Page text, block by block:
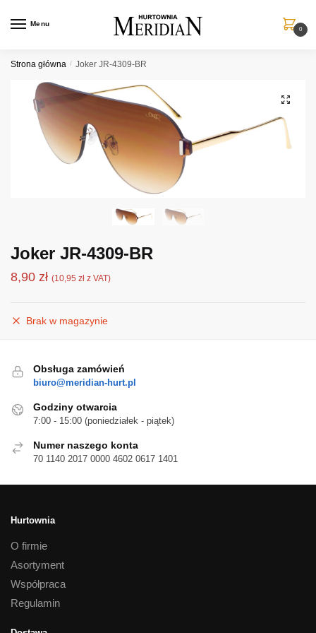
Menu
0
Strona główna / Joker JR-4309-BR
Joker JR-4309-BR
8,90 zł (10,95 zł z VAT)
Brak w magazynie
Obsługa zamówień
biuro@meridian-hurt.pl
Godziny otwarcia
7:00 - 15:00 (poniedziałek - piątek)
Numer naszego konta
70 1140 2017 0000 4602 0617 1401
Hurtownia
O firmie
Asortyment
Współpraca
Regulamin